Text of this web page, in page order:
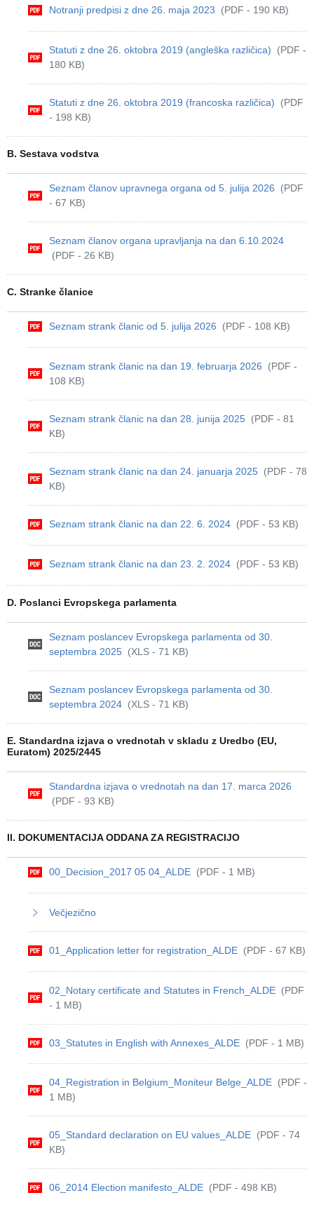
Notranji predpisi z dne 26. maja 2023 (PDF - 190 KB)
Statuti z dne 26. oktobra 2019 (angleška različica)
(PDF -
180 KB)
Statuti z dne 26. oktobra 2019 (francoska različica)
(PDF
- 198 KB)
B. Sestava vodstva
Seznam članov upravnega organa od 5. julija 2026
(PDF
- 67 KB)
Seznam članov organa upravljanja na dan 6.10.2024
(PDF - 26 KB)
C. Stranke članice
Seznam strank članic od 5. julija 2026 (PDF - 108 KB)
Seznam strank članic na dan 19. februarja 2026
(PDF -
108 KB)
Seznam strank članic na dan 28. junija 2025 (PDF - 81
KB)
Seznam strank članic na dan 24. januarja 2025 (PDF - 78
KB)
Seznam strank članic na dan 22. 6. 2024 (PDF - 53 KB)
Seznam strank članic na dan 23. 2. 2024 (PDF - 53 KB)
D. Poslanci Evropskega parlamenta
Seznam poslancev Evropskega parlamenta od 30.
septembra 2025 (XLS - 71 KB)
Seznam poslancev Evropskega parlamenta od 30.
septembra 2024 (XLS - 71 KB)
E. Standardna izjava o vrednotah v skladu z Uredbo (EU,
Euratom) 2025/2445
Standardna izjava o vrednotah na dan 17. marca 2026
(PDF - 93 KB)
II. DOKUMENTACIJA ODDANA ZA REGISTRACIJO
00_Decision_2017 05 04_ALDE (PDF - 1 MB)
Večjezično
01_Application letter for registration_ALDE (PDF - 67 KB)
02_Notary certificate and Statutes in French_ALDE (PDF
- 1 MB)
03_Statutes in English with Annexes_ALDE (PDF - 1 MB)
04_Registration in Belgium_Moniteur Belge_ALDE (PDF -
1 MB)
05_Standard declaration on EU values_ALDE (PDF - 74
KB)
06_2014 Election manifesto_ALDE (PDF - 498 KB)